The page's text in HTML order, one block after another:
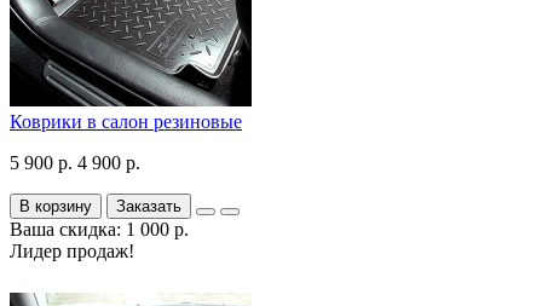
Коврики в салон резиновые
5 900 р. 4 900 р.
В корзину Заказать
Ваша скидка: 1 000 р.
Лидер продаж!